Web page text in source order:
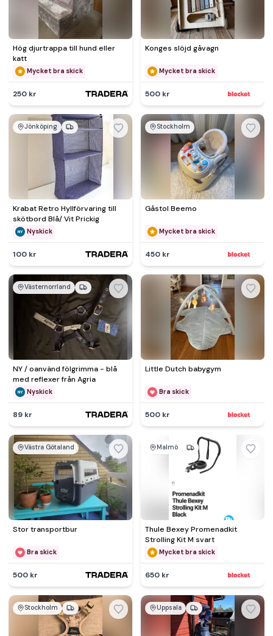
Hög djurtrappa till hund eller
katt
Mycket bra skick
250 kr
Konges slöjd gåvagn
Mycket bra skick
500 kr
Jönköping
Krabat Retro Hyllförvaring till
skötbord Blå/ Vit Prickig
Nyskick
100 kr
Stockholm
Gåstol Beemo
Mycket bra skick
450 kr
Västernorrland
NY / oanvänd fölgrimma - blå
med reflexer från Agria
Nyskick
89 kr
Little Dutch babygym
Bra skick
500 kr
Västra Götaland
Stor transportbur
Bra skick
500 kr
Malmö
Thule Bexey Promenadkit
Strolling Kit M svart
Mycket bra skick
650 kr
Stockholm Uppsala